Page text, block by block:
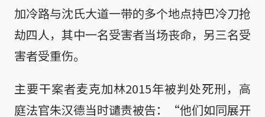
加冷路与沈氏大道一带的多个地点持巴冷刀抢
劫四人，其中一名受害者当场丧命，另三名受
害者受重伤。
主要干案者麦克加林2015年被判处死刑，高
庭法官朱汉德当时谴责被告：“他们如同展开